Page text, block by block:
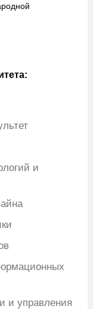
и
и управления